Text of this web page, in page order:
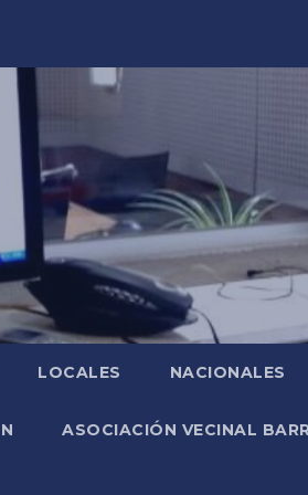
LOCALES NACIONALES
ASOCIACIÓN VECINAL